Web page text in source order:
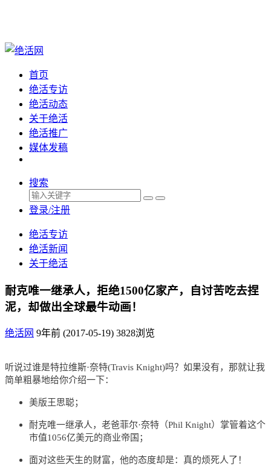
首页
绝活专访
绝活动态
关于绝活
绝活推广
媒体发稿
搜索
登录/注册
绝活专访
绝活新闻
关于绝活
耐克唯一继承人，拒绝1500亿家产，自讨苦吃去捏
泥，却做出全球最牛动画！
绝活网 9年前 (2017-05-19) 3828浏览
听说过谁是特拉维斯·奈特(Travis Knight)吗？如果没有，那就让我
简单粗暴地给你介绍一下：
美版王思聪；
耐克唯一继承人，老爸菲尔·奈特（Phil Knight）掌管着这个
市值1056亿美元的商业帝国；
面对这些天生的财富，他的态度却是：真的烦死人了！